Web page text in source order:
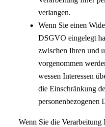
verlangen.
Wenn Sie einen
DSGVO eingelegt
zwischen Ihren und
vorgenommen
wessen Interessen
die Einschränkung
personenbezogenen
Wenn Sie die Verarbeitung